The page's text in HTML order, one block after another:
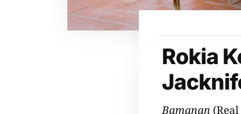
Rokia
Bamanan